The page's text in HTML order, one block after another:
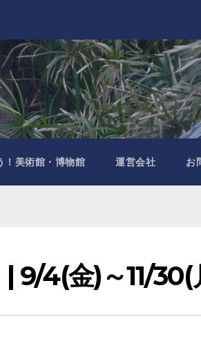
！美術館・博物館 運営会社 お
9/4(金)～11/30(